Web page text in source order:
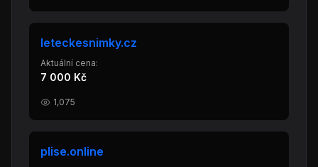
leteckesnimky.cz
Aktuální cena:
7 000 Kč
1,075
plise.online